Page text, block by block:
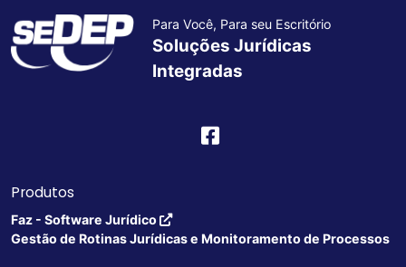
Para Você, Para seu Escritório
Soluções Jurídicas
Integradas
Produtos
Faz - Software Jurídico
Gestão de Rotinas Jurídicas e Monitoramento de Processos